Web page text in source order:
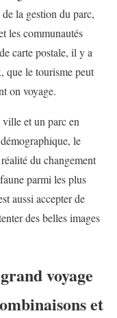
la gestion du parc,
les communautés
carte postale, il y a
que le tourisme peut
on voyage.
ville et un parc en
le
du changement
parmi les plus
aussi accepter de
des belles images
voyage
et